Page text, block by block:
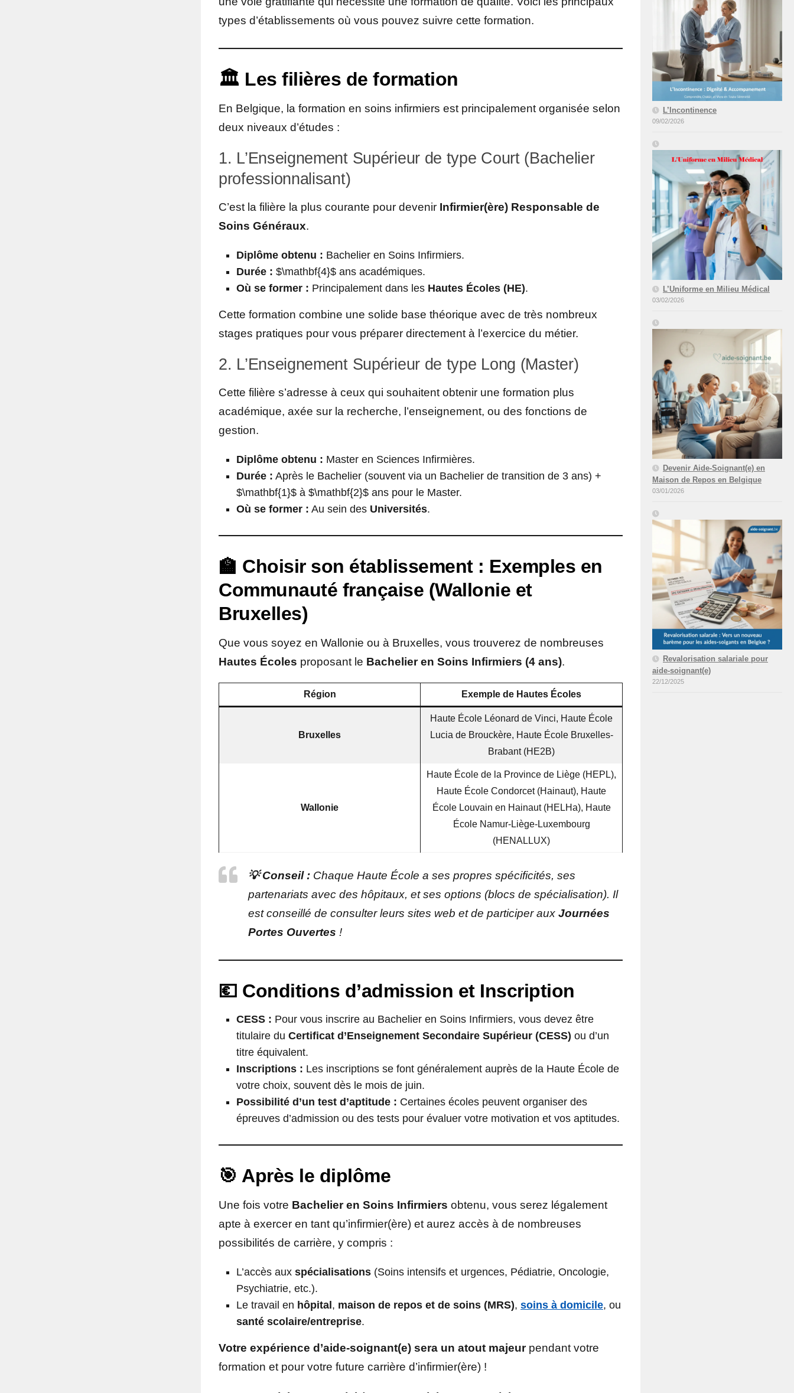
types d’établissements où vous pouvez suivre cette formation.
🏛️ Les filières de formation
En Belgique, la formation en soins infirmiers est principalement organisée selon
deux niveaux d’études :
1. L’Enseignement Supérieur de type Court (Bachelier
professionnalisant)
C’est la filière la plus courante pour devenir Infirmier(ère) Responsable de
Soins Généraux.
Diplôme obtenu : Bachelier en Soins Infirmiers.
Durée : $\mathbf{4}$ ans académiques.
Où se former : Principalement dans les Hautes Écoles (HE).
Cette formation combine une solide base théorique avec de très nombreux
stages pratiques pour vous préparer directement à l’exercice du métier.
2. L’Enseignement Supérieur de type Long (Master)
Cette filière s’adresse à ceux qui souhaitent obtenir une formation plus
académique, axée sur la recherche, l’enseignement, ou des fonctions de
gestion.
Diplôme obtenu : Master en Sciences Infirmières.
Durée : Après le Bachelier (souvent via un Bachelier de transition de 3 ans) +
$\mathbf{1}$ à $\mathbf{2}$ ans pour le Master.
Où se former : Au sein des Universités.
🏫 Choisir son établissement : Exemples en
Communauté française (Wallonie et
Bruxelles)
Que vous soyez en Wallonie ou à Bruxelles, vous trouverez de nombreuses
Hautes Écoles proposant le Bachelier en Soins Infirmiers (4 ans).
Région Exemple de Hautes Écoles
Bruxelles
Haute École Léonard de Vinci, Haute École
Lucia de Brouckère, Haute École Bruxelles-
Brabant (HE2B)
Wallonie
Haute École de la Province de Liège (HEPL),
Haute École Condorcet (Hainaut), Haute
École Louvain en Hainaut (HELHa), Haute
École Namur-Liège-Luxembourg
(HENALLUX)
💡 Conseil : Chaque Haute École a ses propres spécificités, ses
partenariats avec des hôpitaux, et ses options (blocs de spécialisation). Il
est conseillé de consulter leurs sites web et de participer aux Journées
Portes Ouvertes !
💶 Conditions d’admission et Inscription
CESS : Pour vous inscrire au Bachelier en Soins Infirmiers, vous devez être
titulaire du Certificat d’Enseignement Secondaire Supérieur (CESS) ou d’un
titre équivalent.
Inscriptions : Les inscriptions se font généralement auprès de la Haute École de
votre choix, souvent dès le mois de juin.
Possibilité d’un test d’aptitude : Certaines écoles peuvent organiser des
épreuves d’admission ou des tests pour évaluer votre motivation et vos aptitudes.
🎯 Après le diplôme
Une fois votre Bachelier en Soins Infirmiers obtenu, vous serez légalement
apte à exercer en tant qu’infirmier(ère) et aurez accès à de nombreuses
possibilités de carrière, y compris :
L’accès aux spécialisations (Soins intensifs et urgences, Pédiatrie, Oncologie,
Psychiatrie, etc.).
Le travail en hôpital , maison de repos et de soins (MRS), soins à domicile, ou
santé scolaire/entreprise.
Votre expérience d’aide-soignant(e) sera un atout majeurpendant votre
formation et pour votre future carrière d’infirmier(ère) !
L’Incontinence
09/02/2026
L’Uniforme en Milieu Médical
03/02/2026
Devenir Aide-Soignant(e) en
Maison de Repos en Belgique
03/01/2026
Revalorisation salariale pour
aide-soignant(e)
22/12/2025